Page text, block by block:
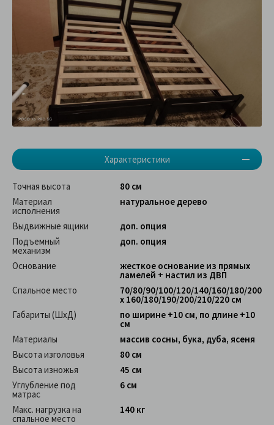
Характеристики
Точная высота
80 см
Материал
исполнения
натуральное дерево
Выдвижные ящики
доп. опция
Подъемный
механизм
доп. опция
Основание жесткое основание из прямых
ламелей + настил из ДВП
Спальное место
70/80/90/100/120/140/160/180/200
х 160/180/190/200/210/220 см
Габариты (ШхД)
по ширине +10 см, по длине +10
см
Материалы
массив сосны, бука, дуба, ясеня
Высота изголовья
80 см
Высота изножья
45 см
Углубление под
матрас
6 см
Макс. нагрузка на
спальное место
140 кг